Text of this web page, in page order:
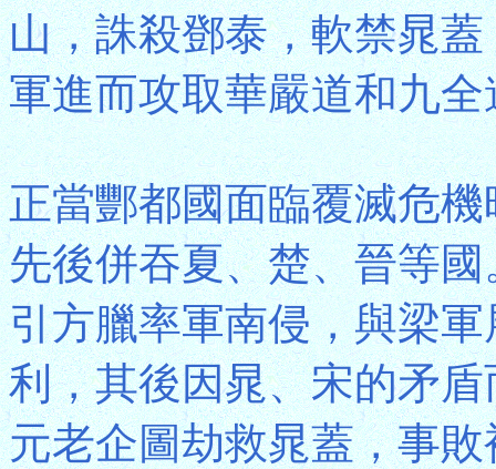
山，誅殺鄧泰，軟禁晁
軍進而攻取華嚴道和九
正當酆都國面臨覆滅危
先後併吞夏、楚、晉等
引方臘率軍南侵，與梁
利，其後因晁、宋的矛
元老企圖劫救晁蓋，事